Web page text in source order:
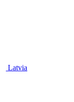
Latvia